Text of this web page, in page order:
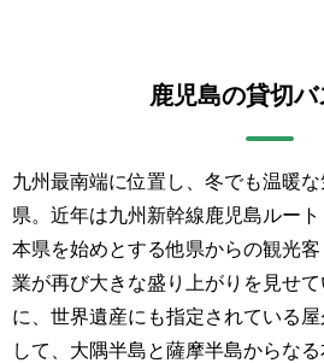
鹿児島の貸切
九州最南端に位置し、冬でも温暖
県。近年は九州新幹線鹿児島ルー
本県を始めとする他県からの観光
業が再び大きな盛り上がりを見せ
に、世界遺産にも指定されている
して、大隅半島と薩摩半島からな